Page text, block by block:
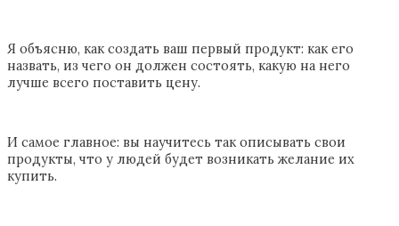
Я объясню, как создать ваш первый продукт: как его
назвать, из чего он должен состоять, какую на него
лучше всего поставить цену.
И самое главное: вы научитесь так описывать свои
продукты, что у людей будет возникать желание их
купить.